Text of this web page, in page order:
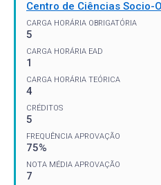
Centro de Ciências Socio-
CARGA HORÁRIA OBRIGATÓRIA
5
CARGA HORÁRIA EAD
1
CARGA HORÁRIA TEÓRICA
4
CRÉDITOS
5
FREQUÊNCIA APROVAÇÃO
75%
NOTA MÉDIA APROVAÇÃO
7